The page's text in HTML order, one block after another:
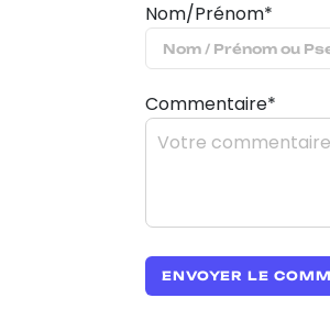
Nom/Prénom*
Commentaire*